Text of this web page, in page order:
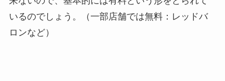
いるのでしょう。（一部店舗では無料：レッドバ
ロンなど）